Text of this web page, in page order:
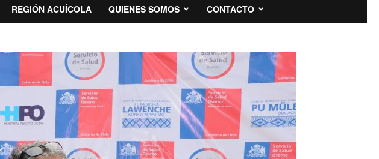
REGIÓN ACUÍCOLA QUIENES SOMOS CONTACTO